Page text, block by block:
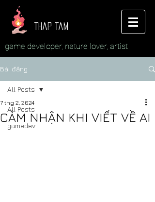
thap tam
game developer, nature lover, artist
Bài đăng
All Posts
gamedev
All Posts
CẢM NHẬN KHI VIẾT VỀ AI
7 thg 2, 2024